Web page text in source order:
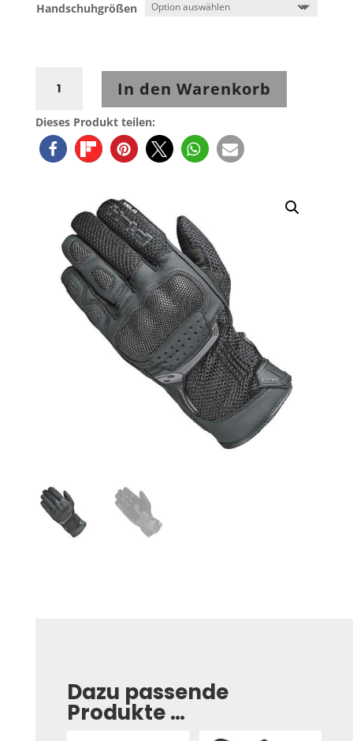
Dieses Produkt teilen:
Handschuhgrößen
Desert
Handschuh
Schwarz
Menge
In den Warenkorb
Dazu passende
Produkte …